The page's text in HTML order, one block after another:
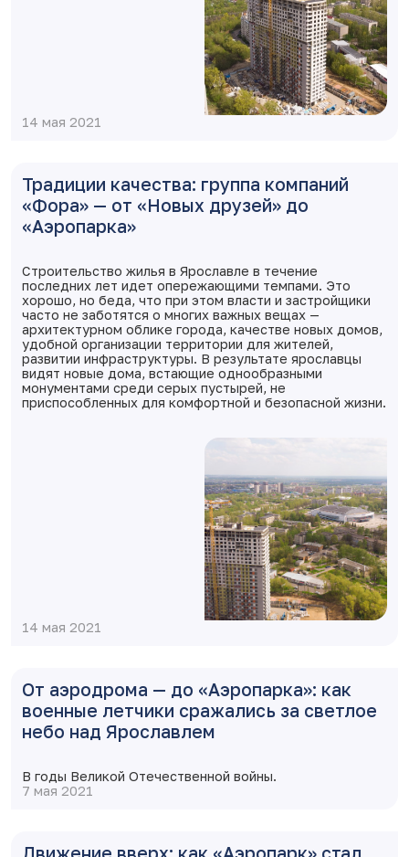
14 мая 2021
Традиции качества: группа компаний
«Фора» — от «Новых друзей» до
«Аэропарка»
Строительство жилья в Ярославле в течение
последних лет идет опережающими темпами. Это
хорошо, но беда, что при этом власти и застройщики
часто не заботятся о многих важных вещах —
архитектурном облике города, качестве новых домов,
удобной организации территории для жителей,
развитии инфраструктуры. В результате ярославцы
видят новые дома, встающие однообразными
монументами среди серых пустырей, не
приспособленных для комфортной и безопасной жизни.
14 мая 2021
От аэродрома — до «Аэропарка»: как
военные летчики сражались за светлое
небо над Ярославлем
В годы Великой Отечественной войны.
7 мая 2021